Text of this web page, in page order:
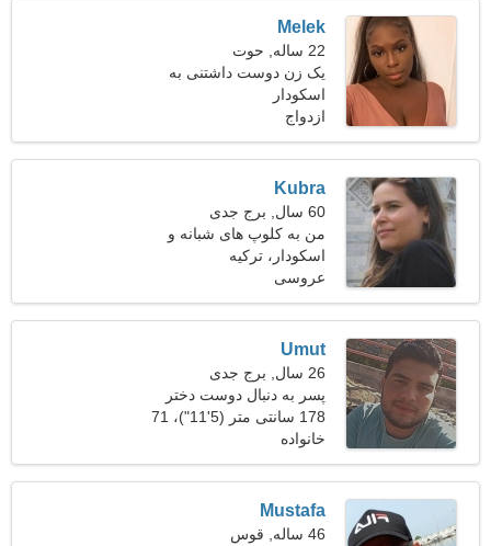
Melek
22 ساله, حوت
یک زن دوست داشتنی به
دنبال دوستان
اسکودار
ازدواج
Kubra
60 سال, برج جدی
من به کلوپ های شبانه و
ورزش علاقه دارم
اسکودار، ترکیه
عروسی
Umut
26 سال, برج جدی
پسر به دنبال دوست دختر
است
178 سانتی متر (5'11")، 71
کیلوگرم (156 پوند)
خانواده
Mustafa
46 ساله, قوس